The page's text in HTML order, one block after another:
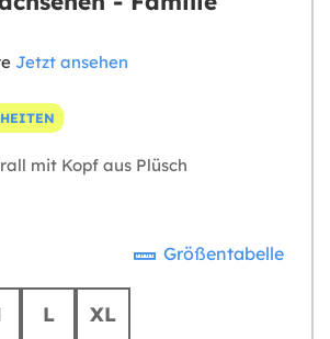
Jetzt ansehen
mit Kopf aus Plüsch
Größentabelle
L XL